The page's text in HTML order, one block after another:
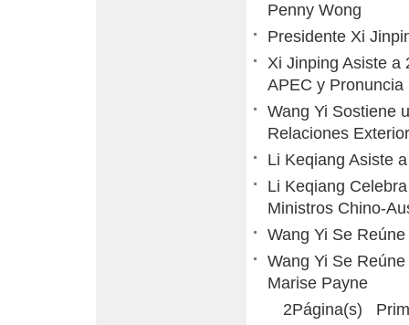
Penny Wong
Presidente Xi
Xi Jinping Asiste a
APEC y
Wang Yi Sostiene
Relaciones
Li Keqiang Asiste
Li Keqiang
Ministros Chino-
Wang Yi Se
Wang Yi Se
Marise Payne
2Página(s)